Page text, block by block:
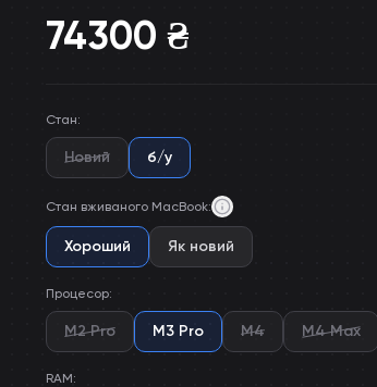
74300 ₴
Стан:
Новий б/у
Стан вживаного MacBook:
Хороший Як новий
Процесор:
M2 Pro M3 Pro M4 M4 Max
RAM: